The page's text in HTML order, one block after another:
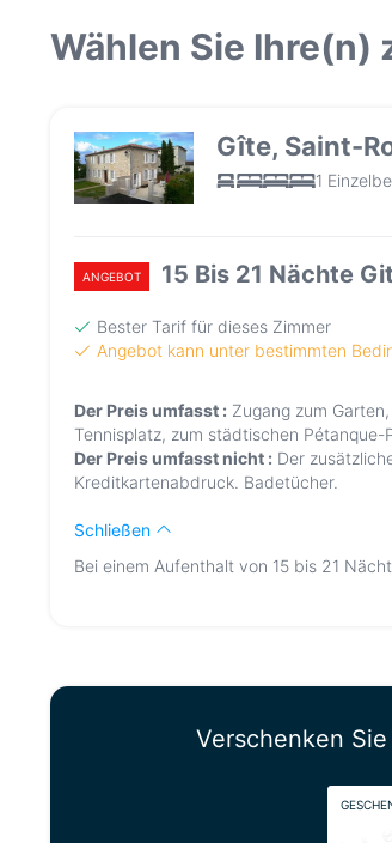
Wählen Sie Ihre(n)
Gîte, Saint-
1
ANGEBOT 15 Bis 21 Nächte
Bester Tarif für dieses Zimmer
Angebot kann unter bestimmten
Der Preis umfasst : Zugang zum
Tennisplatz, zum städtischen Pétanque-
Der Preis umfasst nicht : Der
Kreditkartenabdruck. Badetücher.
Schließen
Bei einem Aufenthalt von 15 bis 21
Verschenken